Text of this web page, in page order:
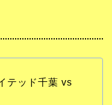
テッド千葉 vs